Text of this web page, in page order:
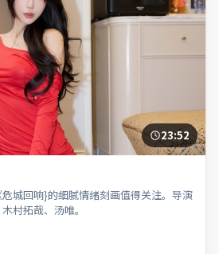
23:52
城回响}的细腻情绪刻画值得关注。导演
村拓哉、汤唯。